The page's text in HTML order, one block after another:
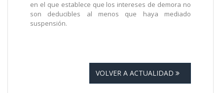
en el que establece que los intereses de demora no
son deducibles al menos que haya mediado
suspensión.
VOLVER A ACTUALIDAD